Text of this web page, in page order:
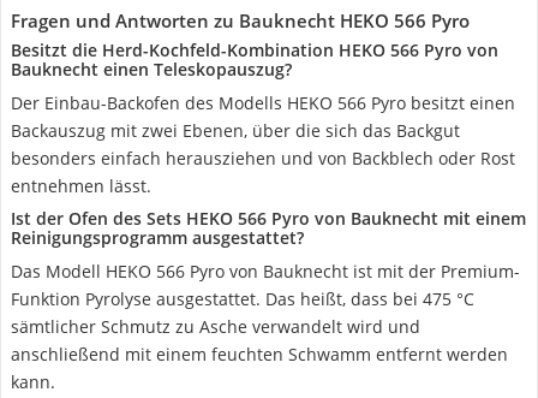
Fragen und Antworten zu Bauknecht HEKO 566 Pyro
Besitzt die Herd-Kochfeld-Kombination HEKO 566 Pyro von
Bauknecht einen Teleskopauszug?
Der Einbau-Backofen des Modells HEKO 566 Pyro besitzt einen
Backauszug mit zwei Ebenen, über die sich das Backgut
besonders einfach herausziehen und von Backblech oder Rost
entnehmen lässt.
Ist der Ofen des Sets HEKO 566 Pyro von Bauknecht mit einem
Reinigungsprogramm ausgestattet?
Das Modell HEKO 566 Pyro von Bauknecht ist mit der Premium-
Funktion Pyrolyse ausgestattet. Das heißt, dass bei 475 °C
sämtlicher Schmutz zu Asche verwandelt wird und
anschließend mit einem feuchten Schwamm entfernt werden
kann.